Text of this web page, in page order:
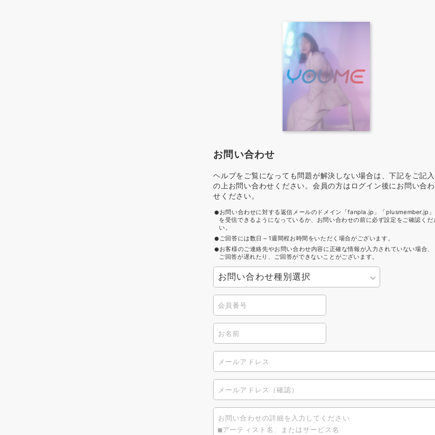
お問い合わせ
ヘルプをご覧になっても問題が解決しない場合は、下記をご記入
の上お問い合わせください。会員の方はログイン後にお問い合わ
せください。
お問い合わせに対する返信メールのドメイン「fanpla.jp」「plusmember.jp」
を受信できるようになっているか、お問い合わせの前に必ず設定をご確認くだ
い。
ご回答には数日～1週間程お時間をいただく場合がございます。
お客様のご連絡先やお問い合わせ内容に正確な情報が入力されていない場合、
ご回答が遅れたり、ご回答ができないことがございます。